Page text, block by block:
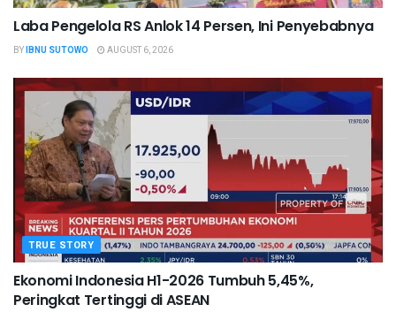
Laba Pengelola RS Anlok 14 Persen, Ini Penyebabnya
BYIBNU SUTOWO AUGUST 6, 2026
TRUE STORY
Ekonomi Indonesia H1-2026 Tumbuh 5,45%,
Peringkat Tertinggi di ASEAN